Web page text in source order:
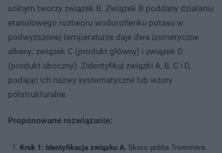
solnym tworzy związek B. Związek B poddany działaniu
etanolowego roztworu wodorotlenku potasu w
podwyższonej temperaturze daje dwa izomeryczne
alkeny: związek C (produkt główny) i związek D
(produkt uboczny). Zidentyfikuj związki A, B, C i D,
podając ich nazwy systematyczne lub wzory
półstrukturalne.
Proponowane rozwiązanie:
Krok 1: Identyfikacja związku A. Skoro próba Trommera